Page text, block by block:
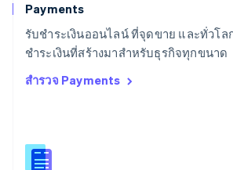
Payments
รับชำระเงินออนไลน์ ที่จุดขาย และทั่วโ
ชำระเงินที่สร้างมาสำหรับธุรกิจทุกขนาด
สำรวจ Payments
สหรัฐอเมริกา
English Español简体中文
สหรัฐอาหรับเอมิเรตส์
สหราชอาณาจักร
สิงคโปร์
English